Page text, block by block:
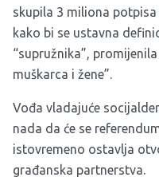
skupila 3 miliona
kako bi se ustavna
“supružnika”,
muškarca i žene”.
Vođa vladajuće
nada da će se
istovremeno ostavlja
građanska partnerstva.